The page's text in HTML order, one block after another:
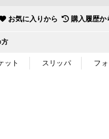
お気に入りから 購入履歴か
方
ット スリッパ フ